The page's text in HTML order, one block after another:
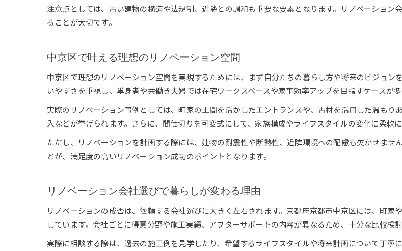
リノベーションで町家に新たな命を
中京区の住みやすさ再発見ガイド
リノベーションで実感する中京区の住
交通・教育・医療が揃う中京区の魅力
リノベーション物件で叶える理想の
住環境と利便性で選ぶ中京区の住まい
注意点としては、古い建物の構造や法規制、近隣との調和も重要な要素となります。リノベーショ
ることが大切です。
中京区で叶える理想のリノベーション空間
中京区で理想のリノベーション空間を実現するためには、まず自分たちの暮らし方や将来のビジョ
いやすさを重視し、単身者や共働き夫婦では在宅ワークスペースや家事効率アップを目指すケースが多
実際のリノベーション事例としては、町家の土間を活かしたエントランスや、古材を活用した温も
入などが挙げられます。さらに、間仕切りを可変式にして、家族構成やライフスタイルの変化に柔軟
ただし、リノベーションを計画する際には、建物の耐震性や断熱性、近隣環境への配慮も欠かせま
とが、満足度の高いリノベーション成功のポイントとなります。
リノベーション会社選びで暮らしが変わる理由
リノベーションの成否は、依頼する会社選びに大きく左右されます。京都府京都市中京区には、町
しています。会社ごとに得意分野や施工実績、アフターサポートの内容が異なるため、十分な比較検討
実際に相談する際は、過去の施工例を見学したり、希望するライフスタイルや将来計画について丁